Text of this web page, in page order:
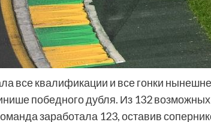
все квалификации и все гонки
победного дубля. Из 132 возможных
заработала 123, оставив